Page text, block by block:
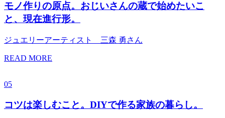
モノ作りの原点。おじいさんの蔵で始めたいこ
と、現在進行形。
ジュエリーアーティスト 三森 勇さん
READ MORE
05
コツは楽しむこと。DIYで作る家族の暮らし。